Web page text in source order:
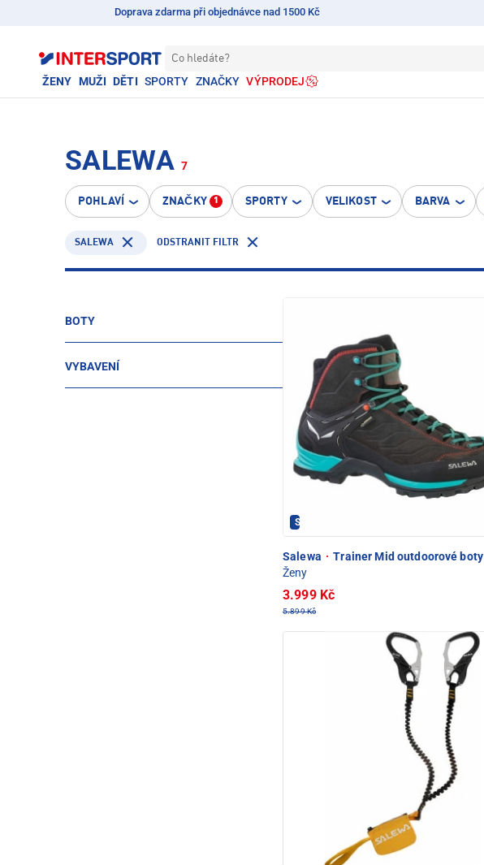
Doprava zdarma při objednávce nad 1500 Kč
Co hledáte?
ŽENY MUŽI DĚTI SPORTY ZNAČKY VÝPRODEJ
SALEWA 7
POHLAVÍ ZNAČKY 1 SPORTY VELIKOST BARVA
SALEWA ODSTRANIT FILTR
BOTY
VYBAVENÍ
Salewa - PEC POD SNĚŽKOU
Salewa · Trainer Mid outdoorové boty
Ženy
3.999 Kč
5.899 Kč